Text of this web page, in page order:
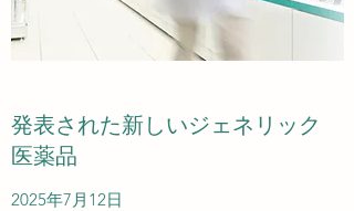
発表された新しいジェネリック
医薬品
2025年7月12日